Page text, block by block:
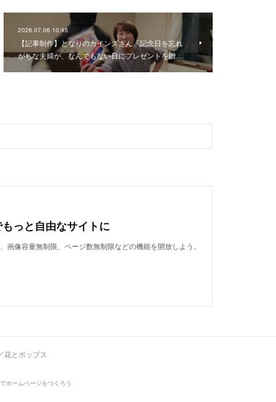
2026.07.06 10:45
【記事制作】となりのカインズさん「記念日を忘れ
がちな夫婦が、なんでもない日にプレゼントを贈…
っと自由なサイトに
画像容量無制限、ページ数無制限などの機能を開放しよう。
花とポップス
ホームページをつくろう